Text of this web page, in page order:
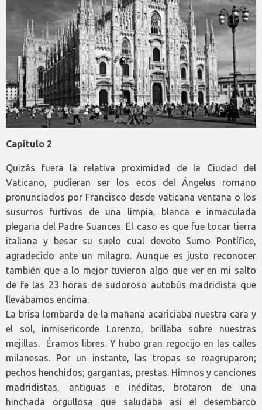
Capítulo 2
Quizás fuera la relativa proximidad de la Ciudad del
Vaticano, pudieran ser los ecos del Ángelus romano
pronunciados por Francisco desde vaticana ventana o los
susurros furtivos de una limpia, blanca e inmaculada
plegaria del Padre Suances. El caso es que fue tocar tierra
italiana y besar su suelo cual devoto Sumo Pontífice,
agradecido ante un milagro. Aunque es justo reconocer
también que a lo mejor tuvieron algo que ver en mi salto
de fe las 23 horas de sudoroso autobús madridista que
llevábamos encima.
La brisa lombarda de la mañana acariciaba nuestra cara y
el sol, inmisericorde Lorenzo, brillaba sobre nuestras
mejillas. Éramos libres. Y hubo gran regocijo en las calles
milanesas. Por un instante, las tropas se reagruparon;
pechos henchidos; gargantas, prestas. Himnos y canciones
madridistas, antiguas e inéditas, brotaron de una
hinchada orgullosa que saludaba así el desembarco